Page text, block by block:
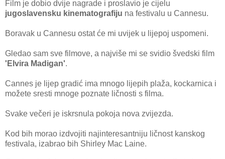
Film je dobio dvije nagrade i proslavio je cijelu
jugoslavensku kinematografiju na festivalu u Cannesu.
Boravak u Cannesu ostat će mi uvijek u lijepoj uspomeni.
Gledao sam sve filmove, a najviše mi se svidio švedski film
'Elvira Madigan'.
Cannes je lijep gradić ima mnogo lijepih plaža, kockarnica i
možete sresti mnoge poznate ličnosti s filma.
Svake večeri je iskrsnula pokoja nova zvijezda.
Kod bih morao izdvojiti najinteresantniju ličnost kanskog
festivala, izabrao bih Shirley Mac Laine.